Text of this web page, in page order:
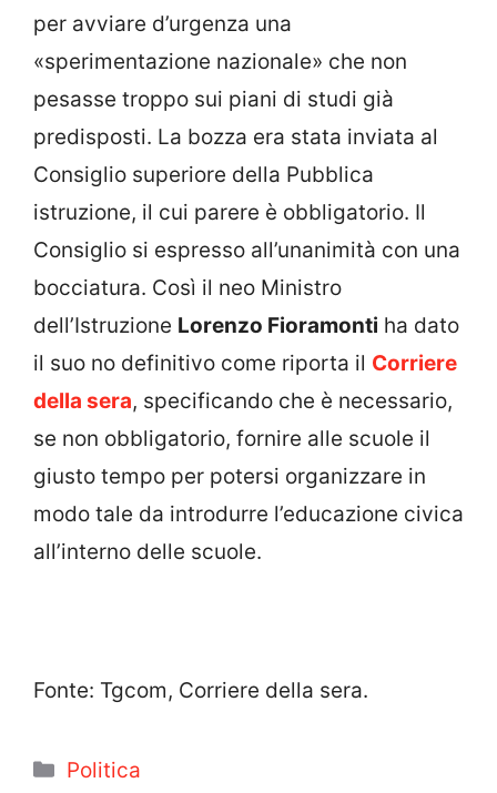
per avviare d’urgenza una
«sperimentazione nazionale» che non
pesasse troppo sui piani di studi già
predisposti. La bozza era stata inviata al
Consiglio superiore della Pubblica
istruzione, il cui parere è obbligatorio. Il
Consiglio si espresso all’unanimità con una
bocciatura. Così il neo Ministro
dell’Istruzione Lorenzo Fioramonti ha dato
il suo no definitivo come riporta il Corriere
della sera, specificando che è necessario,
se non obbligatorio, fornire alle scuole il
giusto tempo per potersi organizzare in
modo tale da introdurre l’educazione civica
all’interno delle scuole.
Fonte: Tgcom, Corriere della sera.
Categorie
Politica